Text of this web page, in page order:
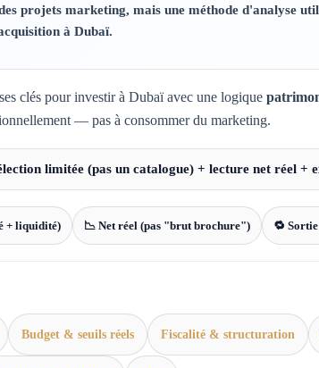
projets marketing, mais une méthode d'analyse
à Dubaï.
clés pour investir à Dubaï avec une logique
— pas à consommer du marketing.
limitée (pas un catalogue) + lecture net réel +
+ liquidité) 📉 Net réel (pas "brut brochure") 🔁
Budget & seuils réels Fiscalité & structuration